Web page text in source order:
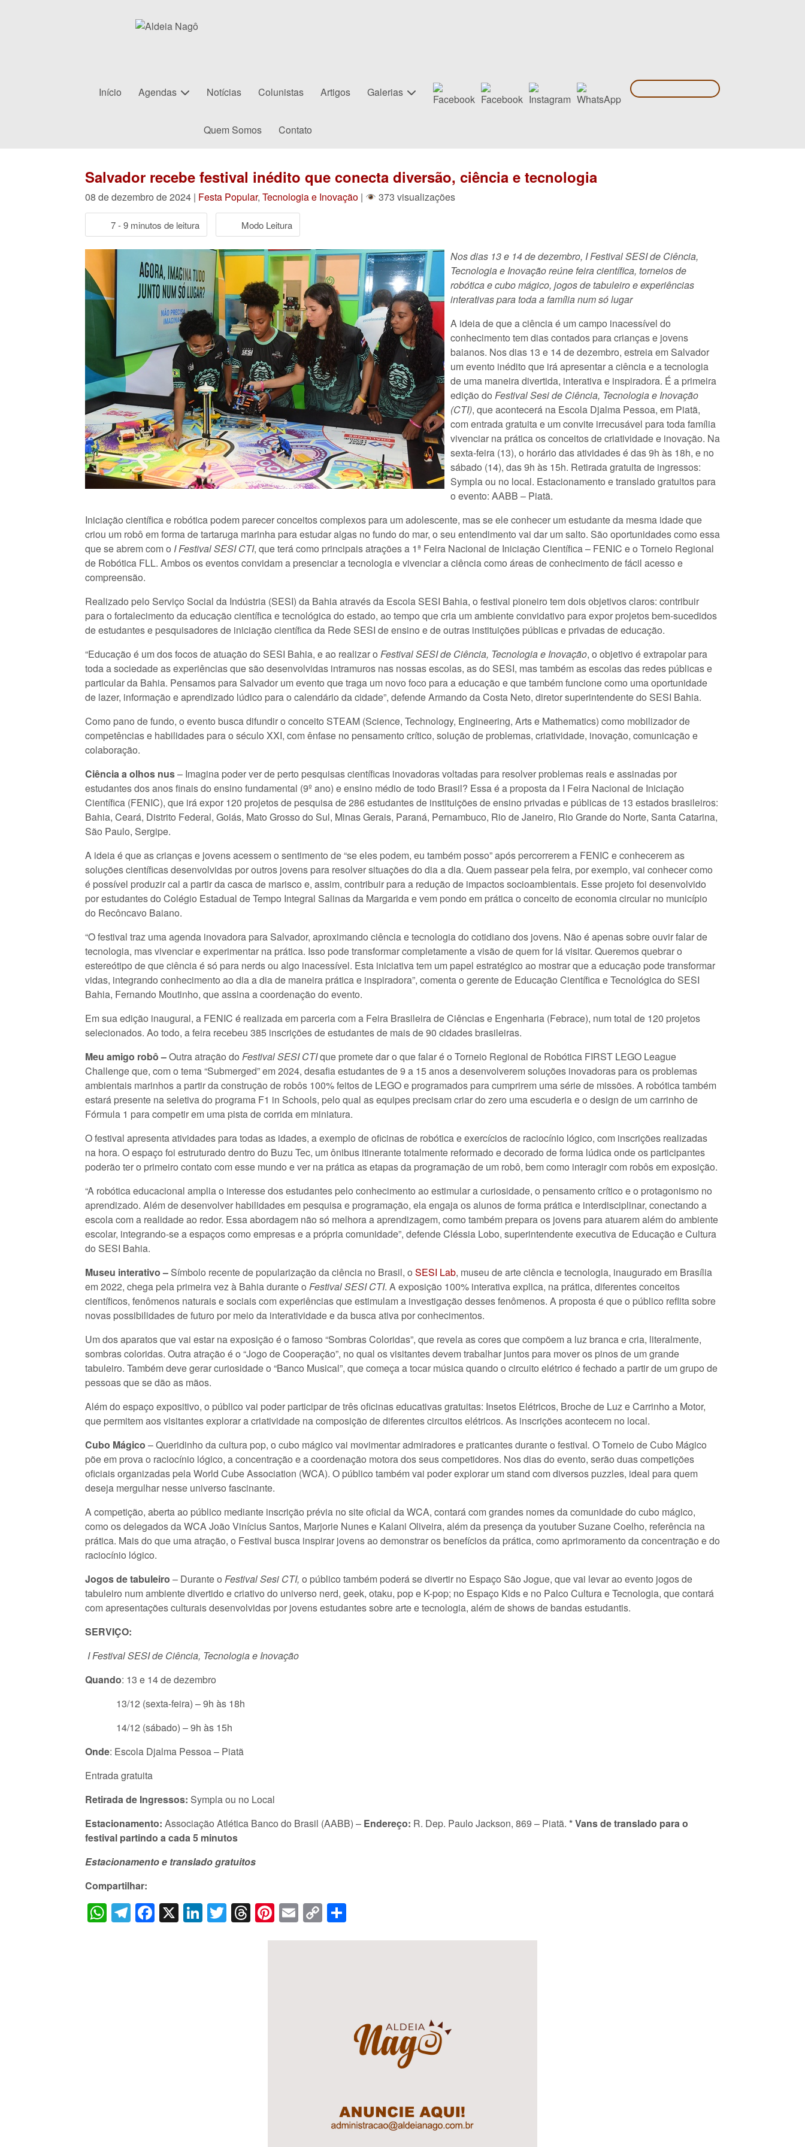
Início Agendas Notícias Colunistas Artigos Galerias
Quem Somos Contato
Salvador recebe festival inédito que conecta diversão, ciência e tecnologia
08 de dezembro de 2024 | Festa Popular, Tecnologia e Inovação | 373 visualizações
7 - 9 minutos de leitura Modo Leitura
Nos dias 13 e 14 de dezembro, I Festival SESI de Ciência,
Tecnologia e Inovação reúne feira científica, torneios de
robótica e cubo mágico, jogos de tabuleiro e experiências
interativas para toda a família num só lugar
A ideia de que a ciência é um campo inacessível do
conhecimento tem dias contados para crianças e jovens
baianos. Nos dias 13 e 14 de dezembro, estreia em Salvador
um evento inédito que irá apresentar a ciência e a tecnologia
de uma maneira divertida, interativa e inspiradora. É a primeira
edição do Festival Sesi de Ciência, Tecnologia e Inovação
(CTI), que acontecerá na Escola Djalma Pessoa, em Piatã,
com entrada gratuita e um convite irrecusável para toda família
vivenciar na prática os conceitos de criatividade e inovação. Na
sexta-feira (13), o horário das atividades é das 9h às 18h, e no
sábado (14), das 9h às 15h. Retirada gratuita de ingressos:
Sympla ou no local. Estacionamento e translado gratuitos para
o evento: AABB – Piatã.
Iniciação científica e robótica podem parecer conceitos complexos para um adolescente, mas se ele conhecer um estudante da mesma idade que
criou um robô em forma de tartaruga marinha para estudar algas no fundo do mar, o seu entendimento vai dar um salto. São oportunidades como essa
que se abrem com o I Festival SESI CTI, que terá como principais atrações a 1ª Feira Nacional de Iniciação Científica – FENIC e o Torneio Regional
de Robótica FLL. Ambos os eventos convidam a presenciar a tecnologia e vivenciar a ciência como áreas de conhecimento de fácil acesso e
compreensão.
Realizado pelo Serviço Social da Indústria (SESI) da Bahia através da Escola SESI Bahia, o festival pioneiro tem dois objetivos claros: contribuir
para o fortalecimento da educação científica e tecnológica do estado, ao tempo que cria um ambiente convidativo para expor projetos bem-sucedidos
de estudantes e pesquisadores de iniciação científica da Rede SESI de ensino e de outras instituições públicas e privadas de educação.
“Educação é um dos focos de atuação do SESI Bahia, e ao realizar o Festival SESI de Ciência, Tecnologia e Inovação, o objetivo é extrapolar para
toda a sociedade as experiências que são desenvolvidas intramuros nas nossas escolas, as do SESI, mas também as escolas das redes públicas e
particular da Bahia. Pensamos para Salvador um evento que traga um novo foco para a educação e que também funcione como uma oportunidade
de lazer, informação e aprendizado lúdico para o calendário da cidade”, defende Armando da Costa Neto, diretor superintendente do SESI Bahia.
Como pano de fundo, o evento busca difundir o conceito STEAM (Science, Technology, Engineering, Arts e Mathematics) como mobilizador de
competências e habilidades para o século XXI, com ênfase no pensamento crítico, solução de problemas, criatividade, inovação, comunicação e
colaboração.
Ciência a olhos nus– Imagina poder ver de perto pesquisas científicas inovadoras voltadas para resolver problemas reais e assinadas por
estudantes dos anos finais do ensino fundamental (9º ano) e ensino médio de todo Brasil? Essa é a proposta da I Feira Nacional de Iniciação
Científica (FENIC), que irá expor 120 projetos de pesquisa de 286 estudantes de instituições de ensino privadas e públicas de 13 estados brasileiros:
Bahia, Ceará, Distrito Federal, Goiás, Mato Grosso do Sul, Minas Gerais, Paraná, Pernambuco, Rio de Janeiro, Rio Grande do Norte, Santa Catarina,
São Paulo, Sergipe.
A ideia é que as crianças e jovens acessem o sentimento de “se eles podem, eu também posso” após percorrerem a FENIC e conhecerem as
soluções científicas desenvolvidas por outros jovens para resolver situações do dia a dia. Quem passear pela feira, por exemplo, vai conhecer como
é possível produzir cal a partir da casca de marisco e, assim, contribuir para a redução de impactos socioambientais. Esse projeto foi desenvolvido
por estudantes do Colégio Estadual de Tempo Integral Salinas da Margarida e vem pondo em prática o conceito de economia circular no município
do Recôncavo Baiano.
“O festival traz uma agenda inovadora para Salvador, aproximando ciência e tecnologia do cotidiano dos jovens. Não é apenas sobre ouvir falar de
tecnologia, mas vivenciar e experimentar na prática. Isso pode transformar completamente a visão de quem for lá visitar. Queremos quebrar o
estereótipo de que ciência é só para nerds ou algo inacessível. Esta iniciativa tem um papel estratégico ao mostrar que a educação pode transformar
vidas, integrando conhecimento ao dia a dia de maneira prática e inspiradora”, comenta o gerente de Educação Científica e Tecnológica do SESI
Bahia, Fernando Moutinho, que assina a coordenação do evento.
Em sua edição inaugural, a FENIC é realizada em parceria com a Feira Brasileira de Ciências e Engenharia (Febrace), num total de 120 projetos
selecionados. Ao todo, a feira recebeu 385 inscrições de estudantes de mais de 90 cidades brasileiras.
Meu amigo robô –Outra atração do Festival SESI CTIque promete dar o que falar é o Torneio Regional de Robótica FIRST LEGO League
Challenge que, com o tema “Submerged” em 2024, desafia estudantes de 9 a 15 anos a desenvolverem soluções inovadoras para os problemas
ambientais marinhos a partir da construção de robôs 100% feitos de LEGO e programados para cumprirem uma série de missões. A robótica também
estará presente na seletiva do programa F1 in Schools, pelo qual as equipes precisam criar do zero uma escuderia e o design de um carrinho de
Fórmula 1 para competir em uma pista de corrida em miniatura.
O festival apresenta atividades para todas as idades, a exemplo de oficinas de robótica e exercícios de raciocínio lógico, com inscrições realizadas
na hora. O espaço foi estruturado dentro do Buzu Tec, um ônibus itinerante totalmente reformado e decorado de forma lúdica onde os participantes
poderão ter o primeiro contato com esse mundo e ver na prática as etapas da programação de um robô, bem como interagir com robôs em exposição.
“A robótica educacional amplia o interesse dos estudantes pelo conhecimento ao estimular a curiosidade, o pensamento crítico e o protagonismo no
aprendizado. Além de desenvolver habilidades em pesquisa e programação, ela engaja os alunos de forma prática e interdisciplinar, conectando a
escola com a realidade ao redor. Essa abordagem não só melhora a aprendizagem, como também prepara os jovens para atuarem além do ambiente
escolar, integrando-se a espaços como empresas e a própria comunidade”, defende Cléssia Lobo, superintendente executiva de Educação e Cultura
do SESI Bahia.
Museu interativo – Símbolo recente de popularização da ciência no Brasil, o SESI Lab, museu de arte ciência e tecnologia, inaugurado em Brasília
em 2022, chega pela primeira vez à Bahia durante o Festival SESI CTI. A exposição 100% interativa explica, na prática, diferentes conceitos
científicos, fenômenos naturais e sociais com experiências que estimulam a investigação desses fenômenos. A proposta é que o público reflita sobre
novas possibilidades de futuro por meio da interatividade e da busca ativa por conhecimentos.
Um dos aparatos que vai estar na exposição é o famoso “Sombras Coloridas”, que revela as cores que compõem a luz branca e cria, literalmente,
sombras coloridas. Outra atração é o “Jogo de Cooperação”, no qual os visitantes devem trabalhar juntos para mover os pinos de um grande
tabuleiro. Também deve gerar curiosidade o “Banco Musical”, que começa a tocar música quando o circuito elétrico é fechado a partir de um grupo de
pessoas que se dão as mãos.
Além do espaço expositivo, o público vai poder participar de três oficinas educativas gratuitas: Insetos Elétricos, Broche de Luz e Carrinho a Motor,
que permitem aos visitantes explorar a criatividade na composição de diferentes circuitos elétricos. As inscrições acontecem no local.
Cubo Mágico – Queridinho da cultura pop, o cubo mágico vai movimentar admiradores e praticantes durante o festival. O Torneio de Cubo Mágico
põe em prova o raciocínio lógico, a concentração e a coordenação motora dos seus competidores. Nos dias do evento, serão duas competições
oficiais organizadas pela World Cube Association (WCA). O público também vai poder explorar um stand com diversos puzzles, ideal para quem
deseja mergulhar nesse universo fascinante.
A competição, aberta ao público mediante inscrição prévia no site oficial da WCA, contará com grandes nomes da comunidade do cubo mágico,
como os delegados da WCA João Vinícius Santos, Marjorie Nunes e Kalani Oliveira, além da presença da youtuber Suzane Coelho, referência na
prática. Mais do que uma atração, o Festival busca inspirar jovens ao demonstrar os benefícios da prática, como aprimoramento da concentração e do
raciocínio lógico.
Jogos de tabuleiro – Durante o Festival Sesi CTI, o público também poderá se divertir no Espaço São Jogue, que vai levar ao evento jogos de
tabuleiro num ambiente divertido e criativo do universo nerd, geek, otaku, pop e K-pop; no Espaço Kids e no Palco Cultura e Tecnologia, que contará
com apresentações culturais desenvolvidas por jovens estudantes sobre arte e tecnologia, além de shows de bandas estudantis.
SERVIÇO:
I Festival SESI de Ciência, Tecnologia e Inovação
Quando: 13 e 14 de dezembro
13/12 (sexta-feira) – 9h às 18h
14/12 (sábado) – 9h às 15h
Onde: Escola Djalma Pessoa – Piatã
Entrada gratuita
Retirada de Ingressos: Sympla ou no Local
Estacionamento: Associação Atlética Banco do Brasil (AABB) – Endereço: R. Dep. Paulo Jackson, 869 – Piatã. * Vans de translado para o
festival partindo a cada 5 minutos
Estacionamento e translado gratuitos
Compartilhar:
WhatsApp
Telegram
Facebook
X LinkedIn
Twitter
Threads
Pinterest
Email
Copy
Link